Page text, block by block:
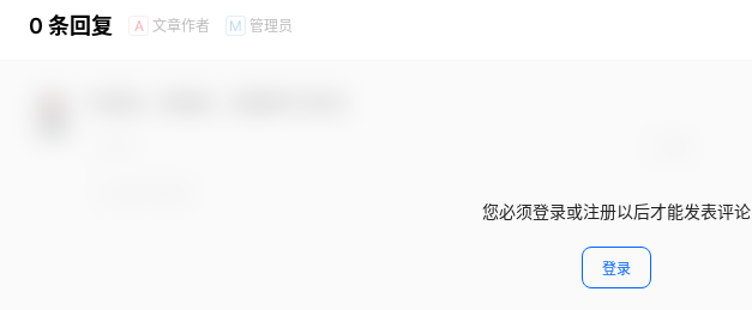
0 条回复 A 文章作者 M 管理员
您必须登录或注册以后才能发表评论
登录